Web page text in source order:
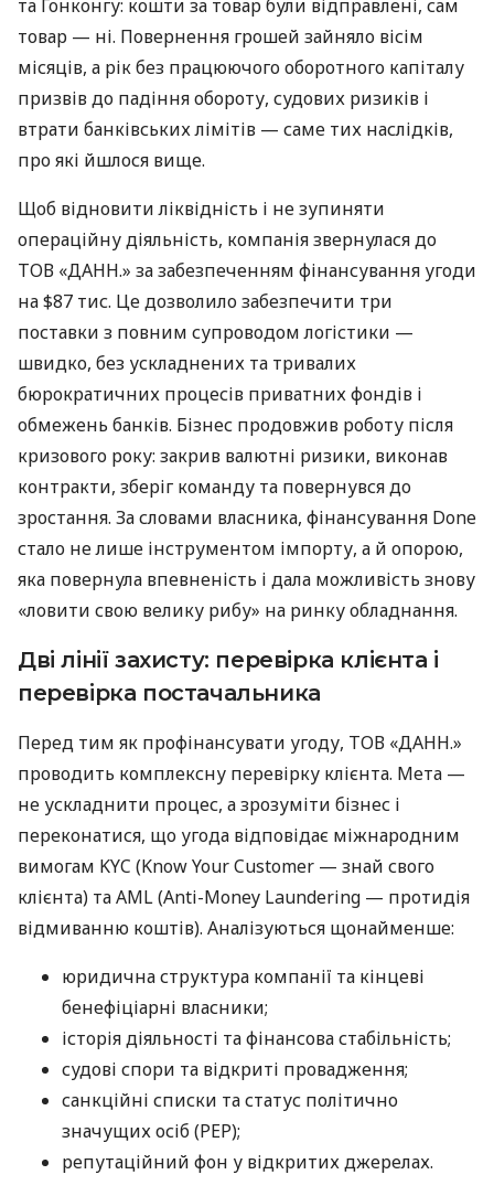
та Гонконгу: кошти за товар були відправлені, сам
товар — ні. Повернення грошей зайняло вісім
місяців, а рік без працюючого оборотного капіталу
призвів до падіння обороту, судових ризиків і
втрати банківських лімітів — саме тих наслідків,
про які йшлося вище.
Щоб відновити ліквідність і не зупиняти
операційну діяльність, компанія звернулася до
ТОВ «ДАНН.» за забезпеченням фінансування угоди
на $87 тис. Це дозволило забезпечити три
поставки з повним супроводом логістики —
швидко, без ускладнених та тривалих
бюрократичних процесів приватних фондів і
обмежень банків. Бізнес продовжив роботу після
кризового року: закрив валютні ризики, виконав
контракти, зберіг команду та повернувся до
зростання. За словами власника, фінансування Done
стало не лише інструментом імпорту, а й опорою,
яка повернула впевненість і дала можливість знову
«ловити свою велику рибу» на ринку обладнання.
Дві лінії захисту: перевірка клієнта і
перевірка постачальника
Перед тим як профінансувати угоду, ТОВ «ДАНН.»
проводить комплексну перевірку клієнта. Мета —
не ускладнити процес, а зрозуміти бізнес і
переконатися, що угода відповідає міжнародним
вимогам KYC (Know Your Customer — знай свого
клієнта) та AML (Anti-Money Laundering — протидія
відмиванню коштів). Аналізуються щонайменше:
юридична структура компанії та кінцеві
бенефіціарні власники;
історія діяльності та фінансова стабільність;
судові спори та відкриті провадження;
санкційні списки та статус політично
значущих осіб (PEP);
репутаційний фон у відкритих джерелах.